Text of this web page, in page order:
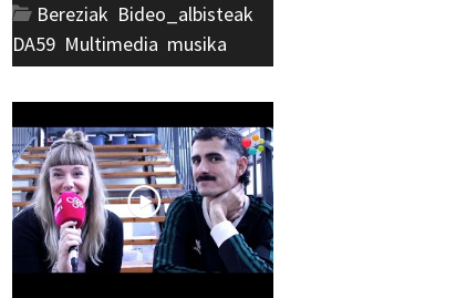
Bereziak Bideo_albisteak
DA59, Multimedia musika